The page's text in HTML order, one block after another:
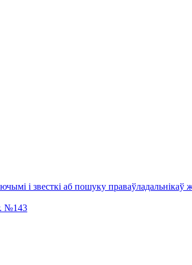
і звесткі аб пошуку
№143